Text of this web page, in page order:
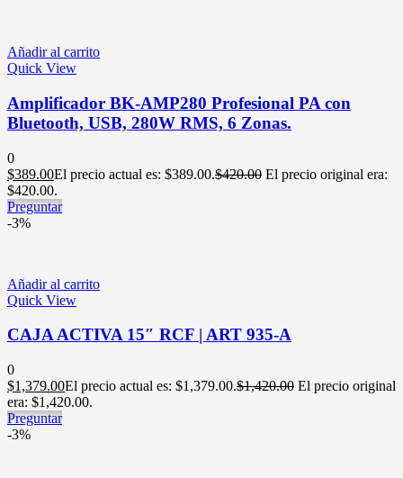
Añadir al carrito
Quick View
Amplificador BK-AMP280 Profesional PA con
Bluetooth, USB, 280W RMS, 6 Zonas.
0
$389.00El precio actual es: $389.00.$420.00 El precio original era:
$420.00.
Preguntar
-3%
Añadir al carrito
Quick View
CAJA ACTIVA 15″ RCF | ART 935-A
0
$1,379.00El precio actual es: $1,379.00.$1,420.00 El precio original
era: $1,420.00.
Preguntar
-3%